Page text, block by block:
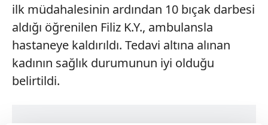
ilk müdahalesinin ardından 10 bıçak darbesi
aldığı öğrenilen Filiz K.Y., ambulansla
hastaneye kaldırıldı. Tedavi altına alınan
kadının sağlık durumunun iyi olduğu
belirtildi.